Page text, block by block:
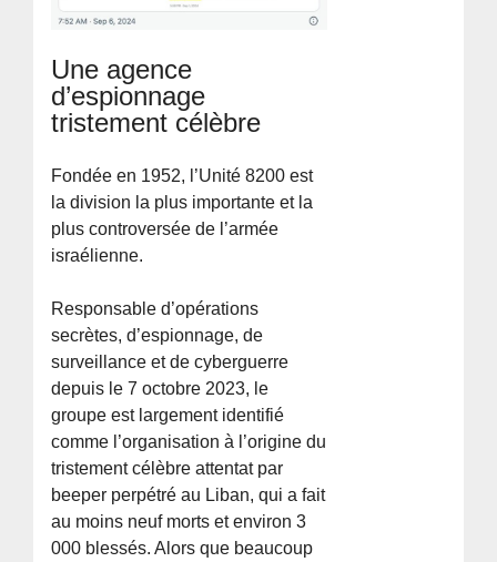
Une agence
d’espionnage
tristement célèbre
Fondée en 1952, l’Unité 8200 est
la division la plus importante et la
plus controversée de l’armée
israélienne.
Responsable d’opérations
secrètes, d’espionnage, de
surveillance et de cyberguerre
depuis le 7 octobre 2023, le
groupe est largement identifié
comme l’organisation à l’origine du
tristement célèbre attentat par
beeper perpétré au Liban, qui a fait
au moins neuf morts et environ 3
000 blessés. Alors que beaucoup